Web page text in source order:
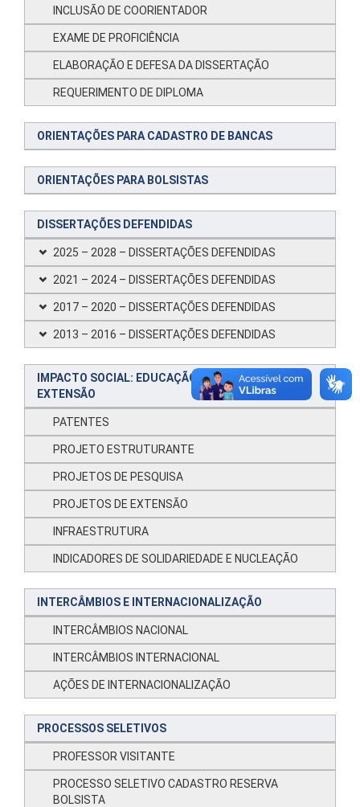
INCLUSÃO DE COORIENTADOR
EXAME DE PROFICIÊNCIA
ELABORAÇÃO E DEFESA DA DISSERTAÇÃO
REQUERIMENTO DE DIPLOMA
ORIENTAÇÕES PARA CADASTRO DE BANCAS
ORIENTAÇÕES PARA BOLSISTAS
DISSERTAÇÕES DEFENDIDAS
2025 – 2028 – DISSERTAÇÕES DEFENDIDAS
2021 – 2024 – DISSERTAÇÕES DEFENDIDAS
2017 – 2020 – DISSERTAÇÕES DEFENDIDAS
2013 – 2016 – DISSERTAÇÕES DEFENDIDAS
IMPACTO SOCIAL: EDUCAÇÃO & PESQUISA &
EXTENSÃO
PATENTES
PROJETO ESTRUTURANTE
PROJETOS DE PESQUISA
PROJETOS DE EXTENSÃO
INFRAESTRUTURA
INDICADORES DE SOLIDARIEDADE E NUCLEAÇÃO
INTERCÂMBIOS E INTERNACIONALIZAÇÃO
INTERCÂMBIOS NACIONAL
INTERCÂMBIOS INTERNACIONAL
AÇÕES DE INTERNACIONALIZAÇÃO
PROCESSOS SELETIVOS
PROFESSOR VISITANTE
PROCESSO SELETIVO CADASTRO RESERVA
BOLSISTA